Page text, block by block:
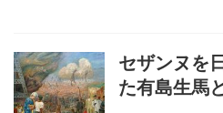
セザンヌを
た有島生馬